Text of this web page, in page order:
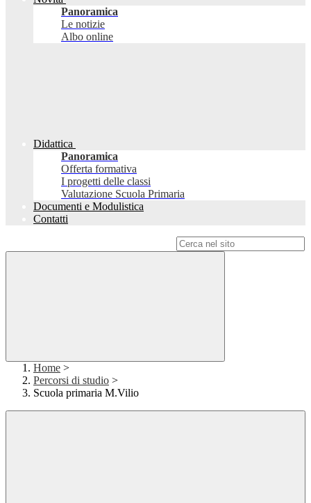
Panoramica
Le notizie
Albo online
Didattica
Panoramica
Offerta formativa
I progetti delle classi
Valutazione Scuola Primaria
Documenti e Modulistica
Contatti
Home >
Percorsi di studio >
Scuola primaria M.Vilio